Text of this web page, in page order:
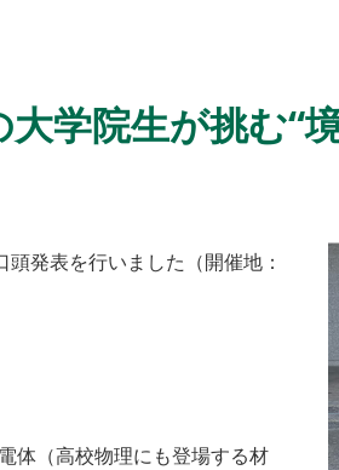
学院生が挑む“
発表を行いました（開催地：
体（高校物理にも登場する材